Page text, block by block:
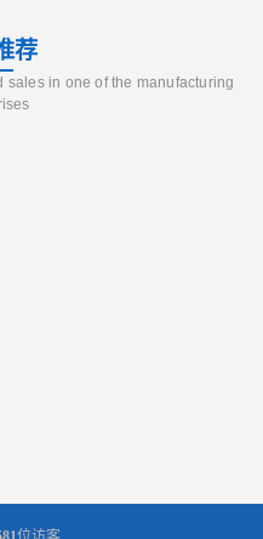
荐
in one of the manufacturing